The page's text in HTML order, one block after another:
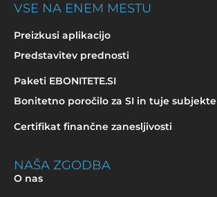
VSE NA ENEM MESTU
Preizkusi aplikacijo
Predstavitev prednosti
Paketi EBONITETE.SI
Bonitetno poročilo za SI in tuje subjekte
Certifikat finančne zanesljivosti
NAŠA ZGODBA
O nas